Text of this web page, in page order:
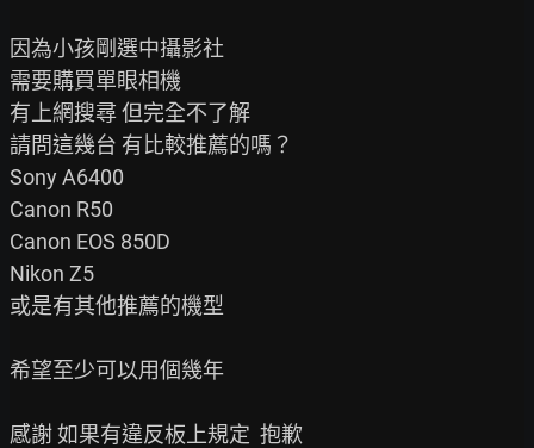
因為小孩剛選中攝影社
需要購買單眼相機
有上網搜尋 但完全不了解
請問這幾台 有比較推薦的嗎？
Sony A6400
Canon R50
Canon EOS 850D
Nikon Z5
或是有其他推薦的機型
希望至少可以用個幾年
感謝 如果有違反板上規定  抱歉